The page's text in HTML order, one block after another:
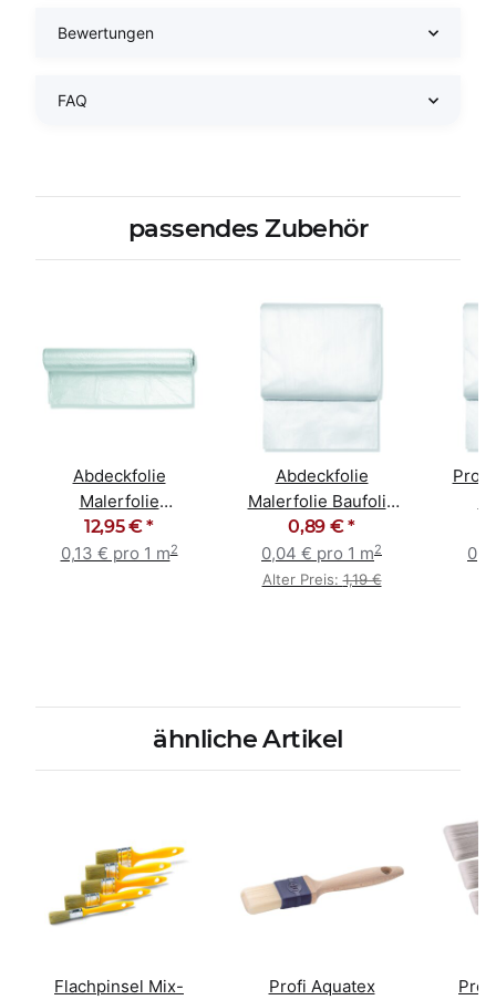
Bewertungen
FAQ
passendes Zubehör
Abdeckfolie
Malerfolie
Abdeckplane 100qm
Rolle 15my
12,95 €*
0,13 € pro 1 m2
Abdeckfolie
Malerfolie Baufolie
20qm-7my Stärke
0,89 €*
0,04 € pro 1 m2
Alter Preis:1,19 €
Profi
ähnliche Artikel
Flachpinsel Mix-
Profi Aquatex